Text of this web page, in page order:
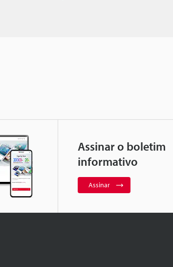
Assinar o boletim
informativo
Assinar